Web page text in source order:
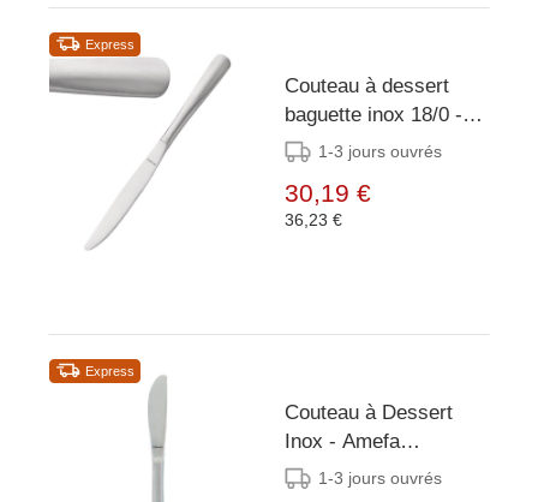
Express
Couteau à dessert
baguette inox 18/0 -
12 pièces
1-3 jours ouvrés
30,19 €
36,23 €
Express
Couteau à Dessert
Inox - Amefa
Amsterdam -12
1-3 jours ouvrés